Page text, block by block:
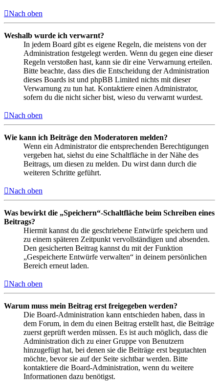
Nach oben
Weshalb wurde ich verwarnt?
In jedem Board gibt es eigene Regeln, die meistens von der
Administration festgelegt werden. Wenn du gegen eine dieser
Regeln verstoßen hast, kann sie dir eine Verwarnung erteilen.
Bitte beachte, dass dies die Entscheidung der Administration
dieses Boards ist und phpBB Limited nichts mit dieser
Verwarnung zu tun hat. Kontaktiere einen Administrator,
sofern du die nicht sicher bist, wieso du verwarnt wurdest.
Nach oben
Wie kann ich Beiträge den Moderatoren melden?
Wenn ein Administrator die entsprechenden Berechtigungen
vergeben hat, siehst du eine Schaltfläche in der Nähe des
Beitrags, um diesen zu melden. Du wirst dann durch die
weiteren Schritte geführt.
Nach oben
Was bewirkt die „Speichern“-Schaltfläche beim Schreiben eines
Beitrags?
Hiermit kannst du die geschriebene Entwürfe speichern und
zu einem späteren Zeitpunkt vervollständigen und absenden.
Den gesicherten Beitrag kannst du mit der Funktion
„Gespeicherte Entwürfe verwalten“ in deinem persönlichen
Bereich erneut laden.
Nach oben
Warum muss mein Beitrag erst freigegeben werden?
Die Board-Administration kann entschieden haben, dass in
dem Forum, in dem du einen Beitrag erstellt hast, die Beiträge
zuerst geprüft werden müssen. Es ist auch möglich, dass die
Administration dich zu einer Gruppe von Benutzern
hinzugefügt hat, bei denen sie die Beiträge erst begutachten
möchte, bevor sie auf der Seite sichtbar werden. Bitte
kontaktiere die Board-Administration, wenn du weitere
Informationen dazu benötigst.